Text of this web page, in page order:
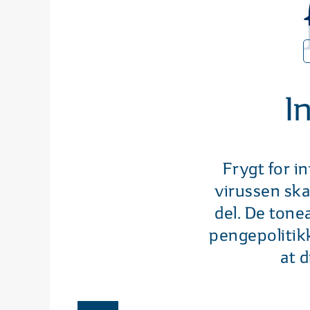
Frygt for
virussen
del. De
at